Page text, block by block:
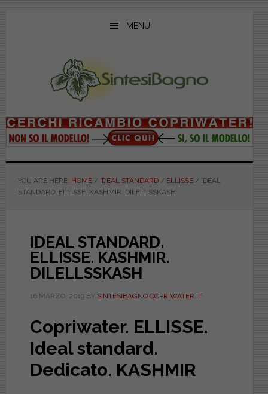
MENU
YOU ARE HERE: HOME / IDEAL STANDARD / ELLISSE /IDEAL
STANDARD. ELLISSE. KASHMIR. DILELLSSKASH
IDEAL STANDARD.
ELLISSE. KASHMIR.
DILELLSSKASH
16 MARZO, 2019BY SINTESIBAGNO COPRIWATER.IT
Copriwater. ELLISSE.
Ideal standard.
Dedicato. KASHMIR